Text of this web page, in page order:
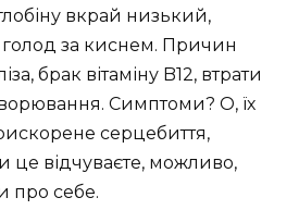
вкрай низький,
голод за киснем. Причин
брак вітаміну B12, втрати
Симптоми? О, їх
серцебиття,
відчуваєте, можливо,
про себе.